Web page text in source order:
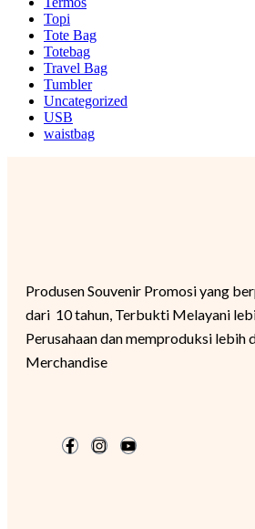
Topi
Tote Bag
Totebag
Travel Bag
Tumbler
Uncategorized
USB
waistbag
Produsen Souvenir Promosi yang
dari 10 tahun, Terbukti Melayani
Perusahaan dan memproduksi lebih
Merchandise